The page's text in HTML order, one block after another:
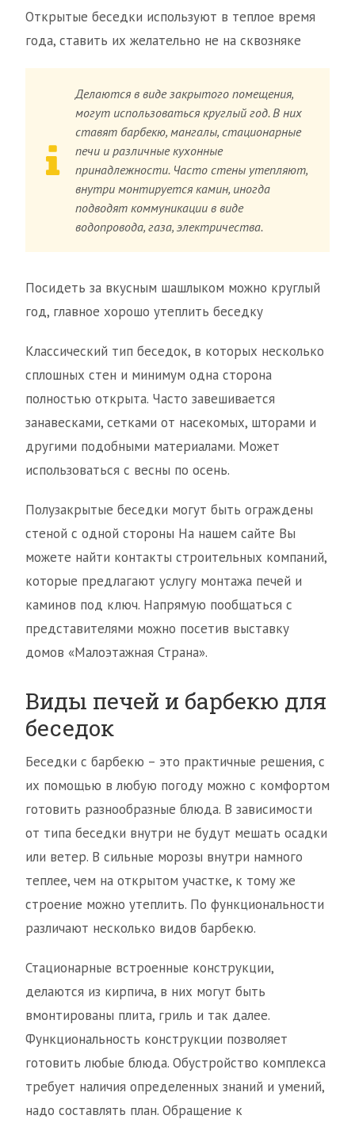
Открытые беседки используют в теплое время
года, ставить их желательно не на сквозняке
Делаются в виде закрытого помещения,
могут использоваться круглый год. В них
ставят барбекю, мангалы, стационарные
печи и различные кухонные
принадлежности. Часто стены утепляют,
внутри монтируется камин, иногда
подводят коммуникации в виде
водопровода, газа, электричества.
Посидеть за вкусным шашлыком можно круглый
год, главное хорошо утеплить беседку
Классический тип беседок, в которых несколько
сплошных стен и минимум одна сторона
полностью открыта. Часто завешивается
занавесками, сетками от насекомых, шторами и
другими подобными материалами. Может
использоваться с весны по осень.
Полузакрытые беседки могут быть ограждены
стеной с одной стороны На нашем сайте Вы
можете найти контакты строительных компаний,
которые предлагают услугу монтажа печей и
каминов под ключ. Напрямую пообщаться с
представителями можно посетив выставку
домов «Малоэтажная Страна».
Виды печей и барбекю для
беседок
Беседки с барбекю – это практичные решения, с
их помощью в любую погоду можно с комфортом
готовить разнообразные блюда. В зависимости
от типа беседки внутри не будут мешать осадки
или ветер. В сильные морозы внутри намного
теплее, чем на открытом участке, к тому же
строение можно утеплить. По функциональности
различают несколько видов барбекю.
Стационарные встроенные конструкции,
делаются из кирпича, в них могут быть
вмонтированы плита, гриль и так далее.
Функциональность конструкции позволяет
готовить любые блюда. Обустройство комплекса
требует наличия определенных знаний и умений,
надо составлять план. Обращение к